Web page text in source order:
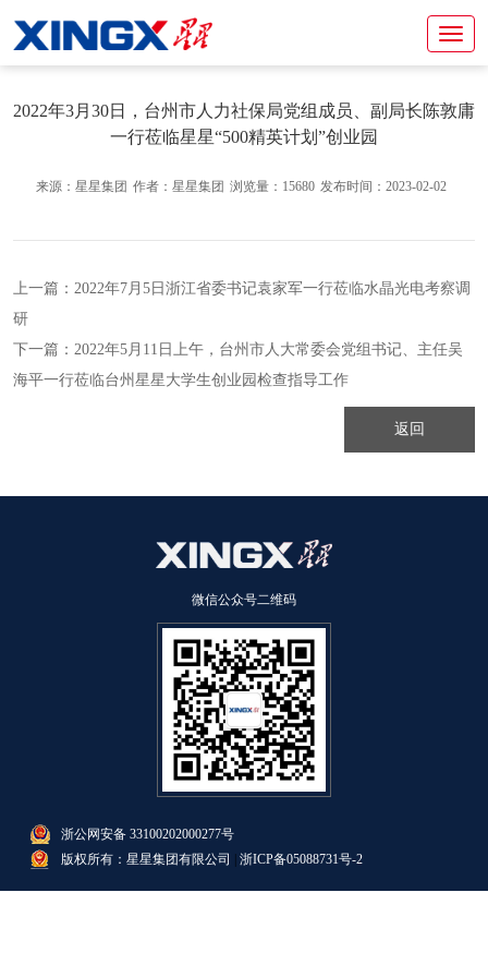
2022年3月30日，台州市人力社保局党组成员、副局长陈敦庸
一行莅临星星“500精英计划”创业园
来源：星星集团 作者：星星集团 浏览量：15680 发布时间：2023-02-02
上一篇： 2022年7月5日浙江省委书记袁家军一行莅临水晶光电考察调
研
下一篇： 2022年5月11日上午，台州市人大常委会党组书记、主任吴
海平一行莅临台州星星大学生创业园检查指导工作
返回
微信公众号二维码
浙公网安备 33100202000277号
版权所有：星星集团有限公司
浙ICP备05088731号-2